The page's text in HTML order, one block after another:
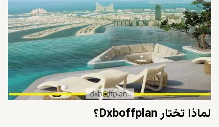
لماذا تختار Dxboffplan؟